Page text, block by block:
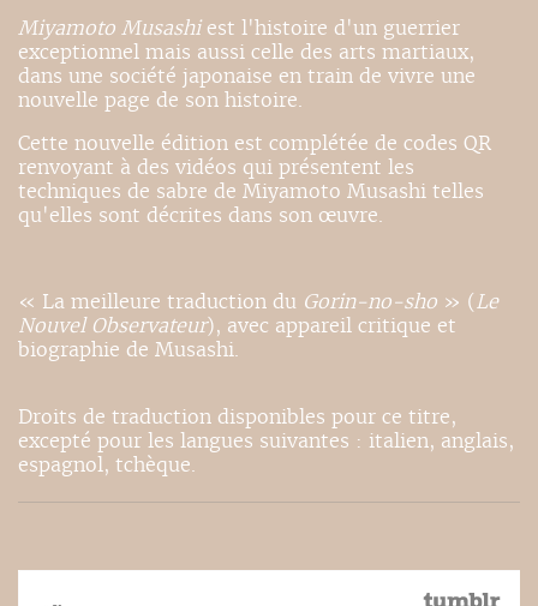
Miyamoto Musashiest l'histoire d'un guerrier
exceptionnel mais aussi celle des arts martiaux,
dans une société japonaise en train de vivre une
nouvelle page de son histoire.
Cette nouvelle édition est complétée de codes QR
renvoyant à des vidéos qui présentent les
techniques de sabre de Miyamoto Musashi telles
qu'elles sont décrites dans son œuvre.
« La meilleure traduction du Gorin-no-sho » (Le
Nouvel Observateur), avec appareil critique et
biographie de Musashi.
Droits de traduction disponibles pour ce titre,
excepté pour les langues suivantes : italien, anglais,
espagnol, tchèque.